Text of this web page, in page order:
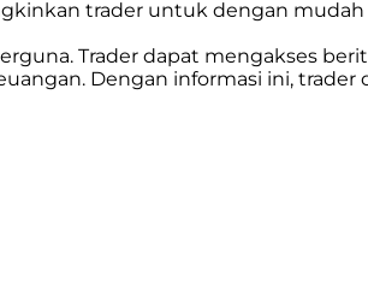
trader untuk dengan
Trader dapat mengakses
Dengan informasi ini,